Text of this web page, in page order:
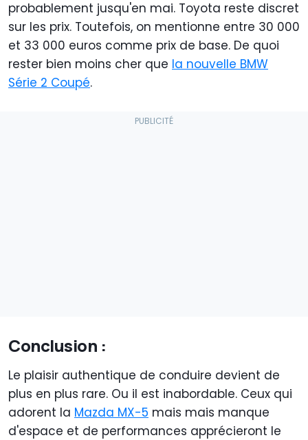
probablement jusqu'en mai. Toyota reste discret
sur les prix. Toutefois, on mentionne entre 30 000
et 33 000 euros comme prix de base. De quoi
rester bien moins cher que la nouvelle BMW
Série 2 Coupé.
Conclusion :
Le plaisir authentique de conduire devient de
plus en plus rare. Ou il est inabordable. Ceux qui
adorent la Mazda MX-5 mais mais manque
d'espace et de performances apprécieront le